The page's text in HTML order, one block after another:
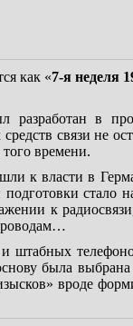
как «7-я неделя
разработан в
связи не
времени.
к власти в
стало
к
штабных
была
вроде